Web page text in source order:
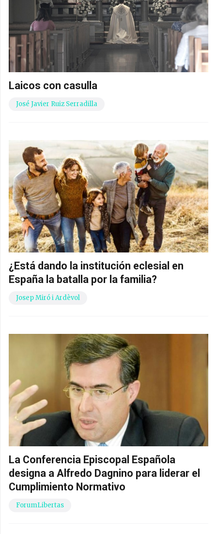
Laicos con casulla
José Javier Ruiz Serradilla
¿Está dando la institución eclesial en
España la batalla por la familia?
Josep Miró i Ardèvol
La Conferencia Episcopal Española
designa a Alfredo Dagnino para liderar el
Cumplimiento Normativo
ForumLibertas